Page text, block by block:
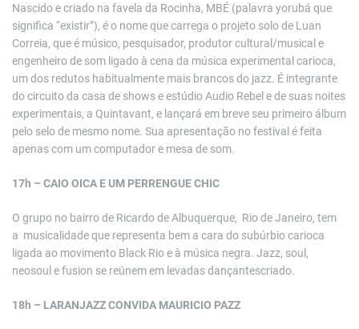
Nascido e criado na favela da Rocinha, MBÉ (palavra yorubá que
significa “existir”), é o nome que carrega o projeto solo de Luan
Correia, que é músico, pesquisador, produtor cultural/musical e
engenheiro de som ligado à cena da música experimental carioca,
um dos redutos habitualmente mais brancos do jazz. É integrante
do circuito da casa de shows e estúdio Audio Rebel e de suas noites
experimentais, a Quintavant, e lançará em breve seu primeiro álbum
pelo selo de mesmo nome. Sua apresentação no festival é feita
apenas com um computador e mesa de som.
17h – CAIO OICA E UM PERRENGUE CHIC
O grupo no bairro de Ricardo de Albuquerque, Rio de Janeiro, tem
a musicalidade que representa bem a cara do subúrbio carioca
ligada ao movimento Black Rio e à música negra. Jazz, soul,
neosoul e fusion se reúnem em levadas dançantescriado.
18h – LARANJAZZ CONVIDA MAURICIO PAZZ